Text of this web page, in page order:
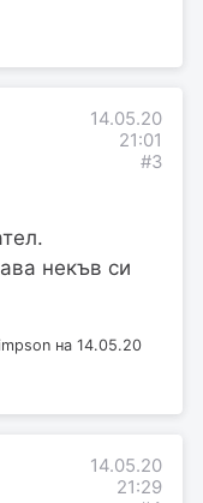
14.05.20
21:01
#3
некъв си
на 14.05.20
14.05.20
21:29